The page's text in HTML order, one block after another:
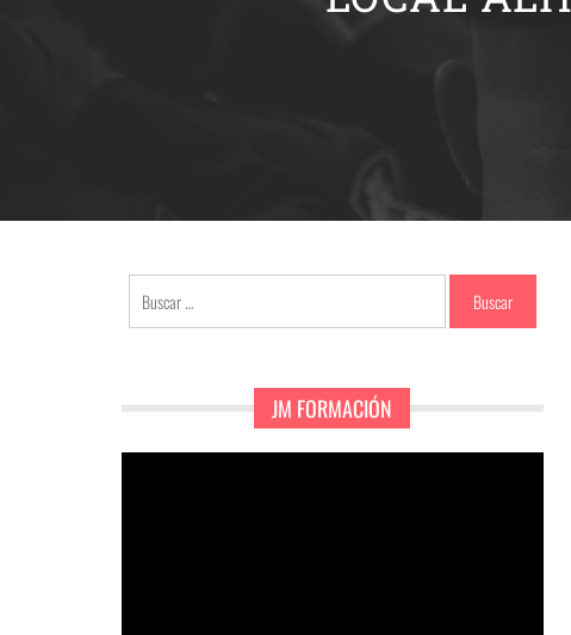
Buscar:
JM FORMACIÓN